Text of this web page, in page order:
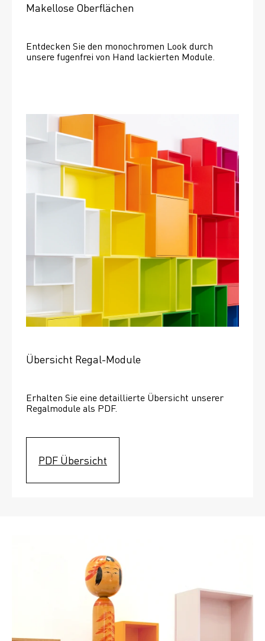
Makellose Oberflächen
Entdecken Sie den monochromen Look durch
unsere fugenfrei von Hand lackierten Module.
Übersicht Regal-Module
Erhalten Sie eine detaillierte Übersicht unserer
Regalmodule als PDF.
PDF Übersicht